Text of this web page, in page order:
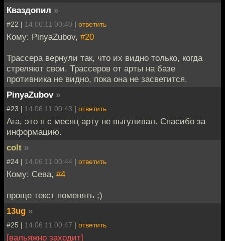
Кваздопил »
#22 | 14.06.11 00:40 | ответить
Кому: PinyaZubov, #20
Трассера вернули так, что их видно только, когда
стреляют свои. Трассеров от арты на базе
противника не видно, пока она не засветится.
PinyaZubov »
#23 | 14.06.11 00:43 | ответить
Ага, это я с месяц арту не выгуливал. Спасибо за
информацию.
colt »
#24 | 14.06.11 00:44 | ответить
Кому: Сева, #4
проще текст поменять ;)
13ug »
#25 | 14.06.11 00:47 | ответить
[вальяжно заходит]